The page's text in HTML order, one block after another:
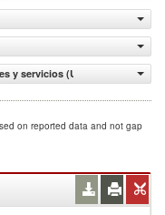
y servicios (US$ a precios
on reported data and not gap